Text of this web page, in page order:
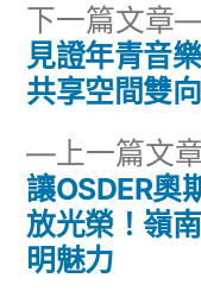
文
導
覽
上一篇文
讓OSDER奧
放光榮！嶺
明魅力
下一篇文章
見證年青音
共享空間雙